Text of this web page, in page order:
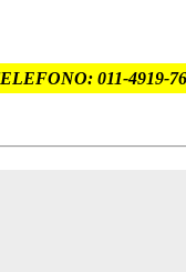
011-4919-